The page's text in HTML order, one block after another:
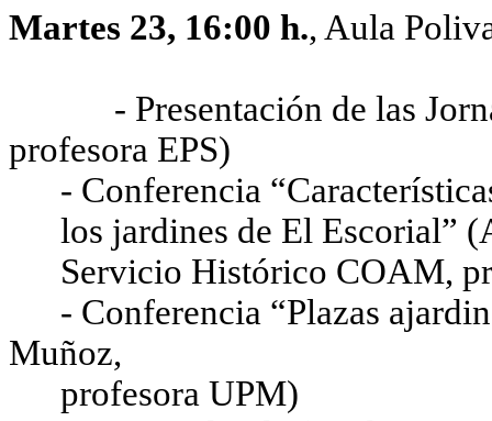
Martes 23, 16:00 h., Aula
- Presentación de las
profesora EPS)
- Conferencia
los jardines de El Escorial”
Servicio Histórico COAM,
- Conferencia “Plazas
Muñoz,
profesora UPM)